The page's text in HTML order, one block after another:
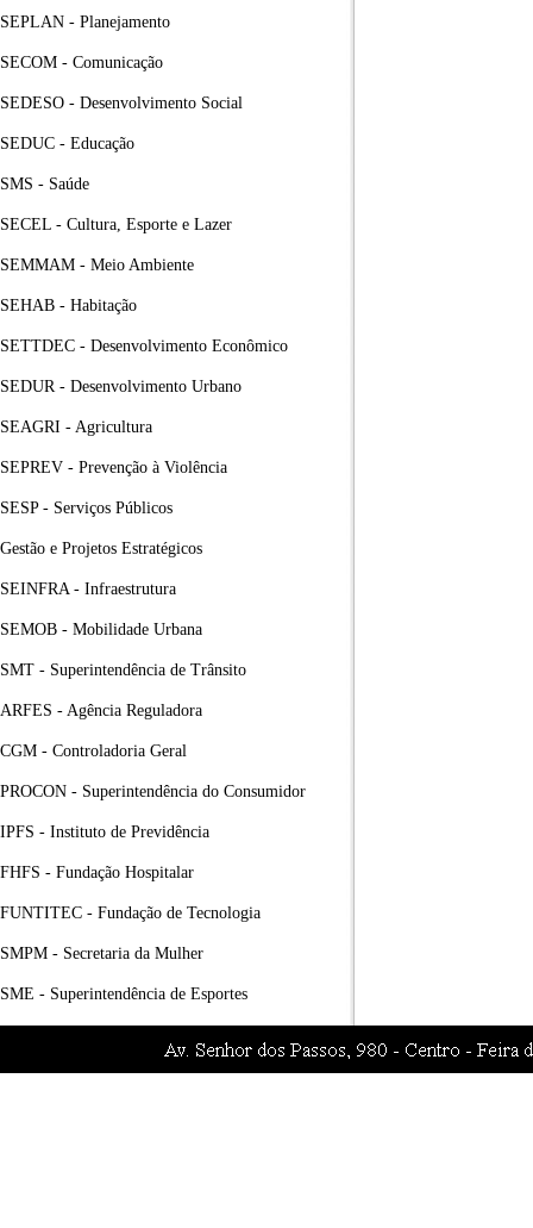
SEPLAN - Planejamento
SECOM - Comunicação
SEDESO - Desenvolvimento Social
SEDUC - Educação
SMS - Saúde
SECEL - Cultura, Esporte e Lazer
SEMMAM - Meio Ambiente
SEHAB - Habitação
SETTDEC - Desenvolvimento Econômico
SEDUR - Desenvolvimento Urbano
SEAGRI - Agricultura
SEPREV - Prevenção à Violência
SESP - Serviços Públicos
Gestão e Projetos Estratégicos
SEINFRA - Infraestrutura
SEMOB - Mobilidade Urbana
SMT - Superintendência de Trânsito
ARFES - Agência Reguladora
CGM - Controladoria Geral
PROCON - Superintendência do Consumidor
IPFS - Instituto de Previdência
FHFS - Fundação Hospitalar
FUNTITEC - Fundação de Tecnologia
SMPM - Secretaria da Mulher
SME - Superintendência de Esportes